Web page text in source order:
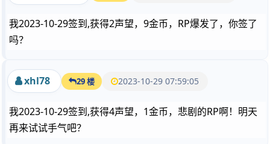
我2023-10-29签到,获得2声望，9金币，RP爆发了，你签了
吗？
xhl78 29 楼 2023-10-29 07:59:05
我2023-10-29签到,获得4声望，1金币，悲剧的RP啊！明天
再来试试手气吧？